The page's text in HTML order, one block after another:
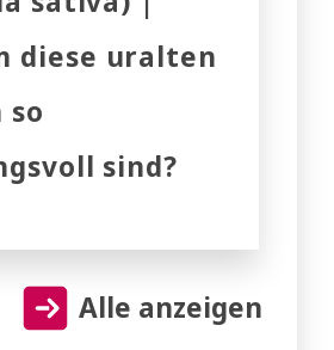
diese uralten
so
sind?
Alle anzeigen